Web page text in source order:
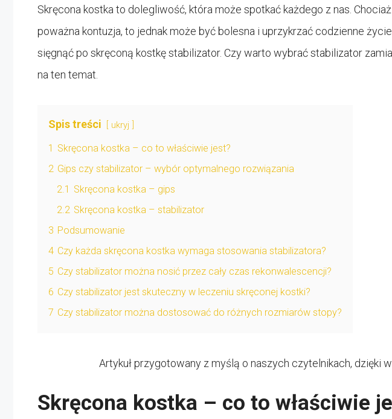
Skręcona kostka to dolegliwość, która może spotkać każdego z nas.
poważna kontuzja, to jednak może być bolesna i uprzykrzać codzienne
sięgnąć po skręconą kostkę stabilizator. Czy warto wybrać stabilizator
na ten temat.
Spis treści ukryj
1 Skręcona kostka – co to właściwie jest?
2 Gips czy stabilizator – wybór optymalnego rozwiązania
2.1 Skręcona kostka – gips
2.2 Skręcona kostka – stabilizator
3 Podsumowanie
4 Czy każda skręcona kostka wymaga stosowania stabilizatora?
5 Czy stabilizator można nosić przez cały czas rekonwalescencji?
6 Czy stabilizator jest skuteczny w leczeniu skręconej kostki?
7 Czy stabilizator można dostosować do różnych rozmiarów stopy?
Artykuł przygotowany z myślą o naszych czytelnikach, dzięki
Skręcona kostka – co to właściwie